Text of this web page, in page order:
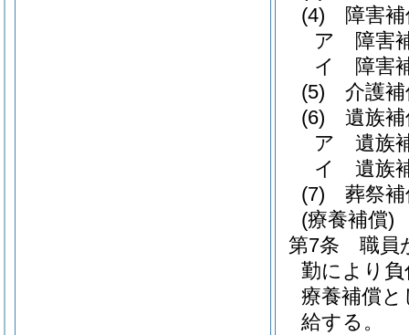
(4)
障害
ア
障害
イ
障害
(5)
介護
(6)
遺族
ア
遺族
イ
遺族
(7)
葬祭
(療養補償)
第7条
職員
勤により
療養補償
給する。